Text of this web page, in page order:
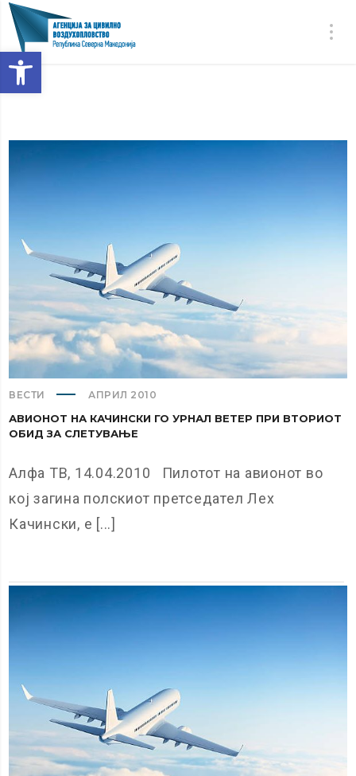
Open toolbar
ВЕСТИ АПРИЛ 2010
АВИОНОТ НА КАЧИНСКИ ГО УРНАЛ ВЕТЕР ПРИ ВТОРИОТ
ОБИД ЗА СЛЕТУВАЊЕ
Алфа ТВ, 14.04.2010 Пилотот на авионот во
кој загина полскиот претседател Лех
Качински, е [...]